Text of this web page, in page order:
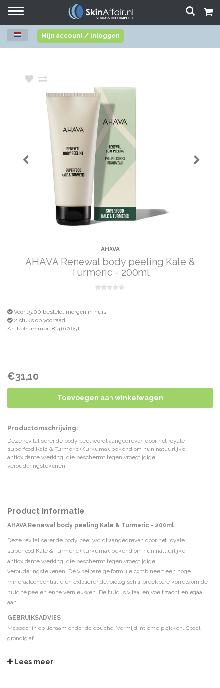
Toggle
Mijn account / inloggen
AHAVA
AHAVA Renewal body peeling Kale &
Turmeric - 200ml
Voor 15:00 besteld, morgen in huis
2 stuks op voorraad
Artikelnummer: 81416065T
€31,10
Toevoegen aan winkelwagen
Productomschrijving:
Deze revitaliserende body peel wordt aangedreven door het royale
superfood Kale & Turmeric (Kurkuma), bekend om hun natuurlijke
antioxidante werking, die beschermt tegen vroegtijdige
verouderingstekenen.
Product informatie
AHAVA Renewal body peeling Kale & Turmeric - 200ml
Deze revitaliserende body peel wordt aangedreven door het royale
superfood Kale & Turmeric (Kurkuma), bekend om hun natuurlijke
antioxidante werking, die beschermt tegen vroegtijdige
verouderingstekenen. De vloeibare gelformule combineert een hoge
mineraalconcentratie en exfoliërende, biologisch afbreekbare korrels om de
huid te peelen en te vernieuwen. De huid is vitaal en voelt zacht en egaal
aan.
GEBRUIKSADVIES
Masseer in op lichaam onder de douche. Vermijd intieme plekken. Spoel
grondig af.
INGREDIËNTEN
Lees meer